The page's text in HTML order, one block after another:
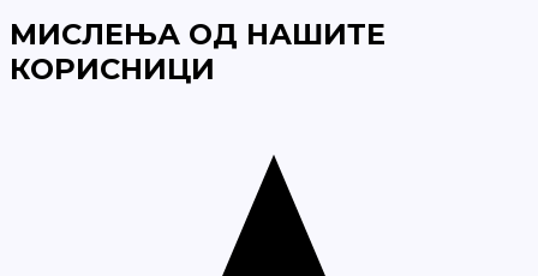
МИСЛЕЊА ОД НАШИТЕ
КОРИСНИЦИ